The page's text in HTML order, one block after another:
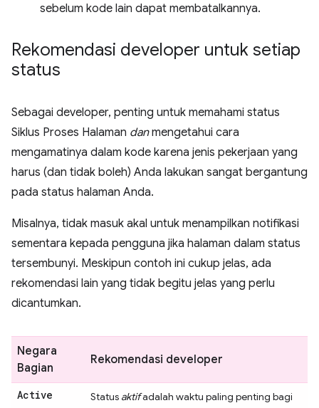
sebelum kode lain dapat membatalkannya.
Rekomendasi developer untuk setiap
status
Sebagai developer, penting untuk memahami status
Siklus Proses Halaman danmengetahui cara
mengamatinya dalam kode karena jenis pekerjaan yang
harus (dan tidak boleh) Anda lakukan sangat bergantung
pada status halaman Anda.
Misalnya, tidak masuk akal untuk menampilkan notifikasi
sementara kepada pengguna jika halaman dalam status
tersembunyi. Meskipun contoh ini cukup jelas, ada
rekomendasi lain yang tidak begitu jelas yang perlu
dicantumkan.
Negara
Bagian
Rekomendasi developer
Active Status aktifadalah waktu paling penting bagi